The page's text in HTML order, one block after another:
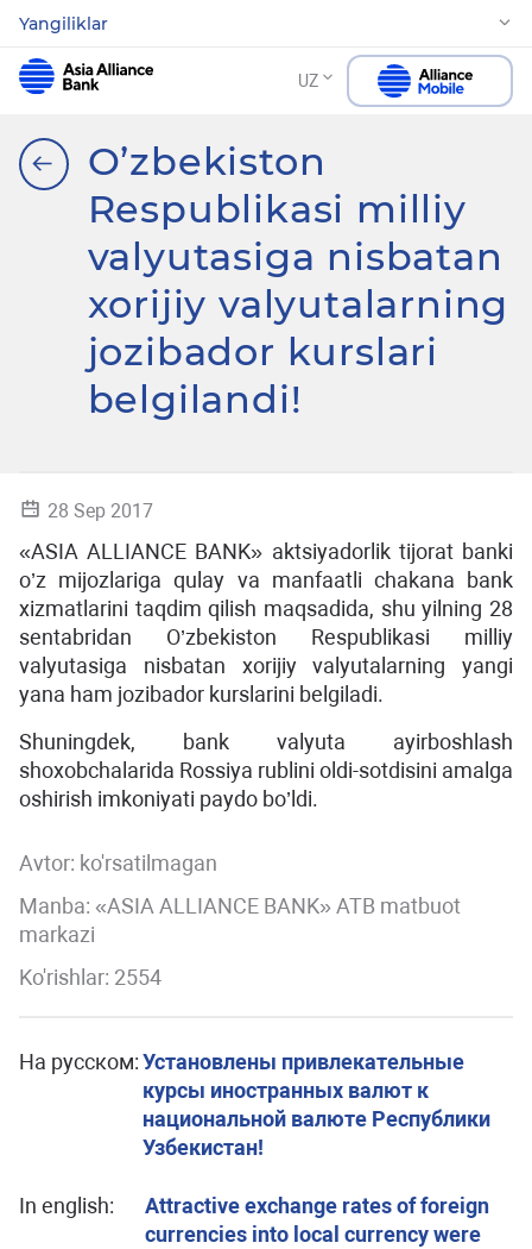
Yangiliklar
UZ
O’zbekiston
Respublikasi milliy
valyutasiga nisbatan
xorijiy valyutalarning
jozibador kurslari
belgilandi!
28 Sep 2017
«ASIA ALLIANCE BANK» aktsiyadorlik tijorat banki
o’z mijozlariga qulay va manfaatli chakana bank
xizmatlarini taqdim qilish maqsadida, shu yilning 28
sentabridan O’zbekiston Respublikasi milliy
valyutasiga nisbatan xorijiy valyutalarning yangi
yana ham jozibador kurslarini belgiladi.
Shuningdek, bank valyuta ayirboshlash
shoxobchalarida Rossiya rublini oldi-sotdisini amalga
oshirish imkoniyati paydo bo’ldi.
Avtor: ko'rsatilmagan
Manba: «ASIA ALLIANCE BANK» ATB matbuot
markazi
Ko'rishlar: 2554
На русском:Установлены привлекательные
курсы иностранных валют к
национальной валюте Республики
Узбекистан!
In english:
Attractive exchange rates of foreign
currencies into local currency were